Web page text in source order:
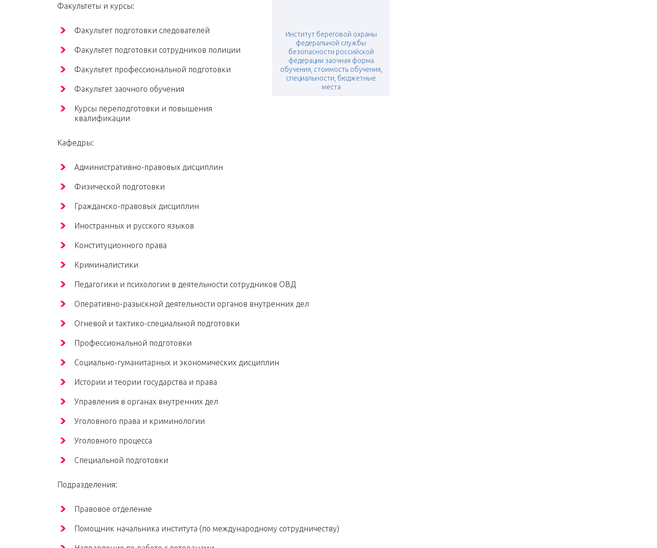
Институт береговой охраны
федеральной службы
безопасности российской
федерации заочная форма
обучения, стоимость обучения,
специальности, бюджетные
места
Факультеты и курсы:
Факультет подготовки следователей
Факультет подготовки сотрудников полиции
Факультет профессиональной подготовки
Факультет заочного обучения
Курсы переподготовки и повышения
квалификации
Кафедры:
Административно-правовых дисциплин
Физической подготовки
Гражданско-правовых дисциплин
Иностранных и русского языков
Конституционного права
Криминалистики
Педагогики и психологии в деятельности сотрудников ОВД
Оперативно-разыскной деятельности органов внутренних дел
Огневой и тактико-специальной подготовки
Профессиональной подготовки
Социально-гуманитарных и экономических дисциплин
Истории и теории государства и права
Управления в органах внутренних дел
Уголовного права и криминологии
Уголовного процесса
Специальной подготовки
Подразделения:
Правовое отделение
Помощник начальника института (по международному сотрудничеству)